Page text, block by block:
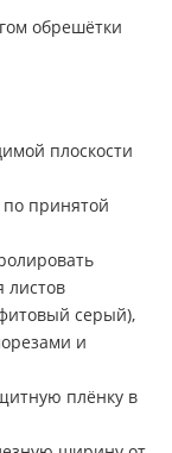
обрешётки
плоскости
по принятой
листов
серый),
и
плёнку в